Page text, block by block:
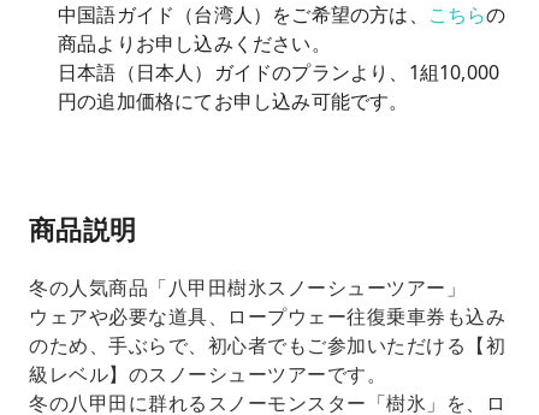
中国語ガイド（台湾人）をご希望の方は、 こちらの
商品よりお申し込みください。
日本語（日本人）ガイドのプランより、1組10,000
円の追加価格にてお申し込み可能です。
商品説明
冬の人気商品「八甲田樹氷スノーシューツアー」
ウェアや必要な道具、ロープウェー往復乗車券も込み
のため、手ぶらで、初心者でもご参加いただける【初
級レベル】のスノーシューツアーです。
冬の八甲田に群れるスノーモンスター「樹氷」を、ロ